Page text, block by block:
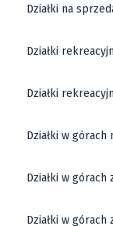
Działki na
Działki
Działki
Działki w górach
Działki w
Działki w górach